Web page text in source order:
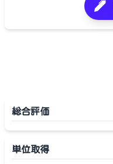
総合評価
単位取得